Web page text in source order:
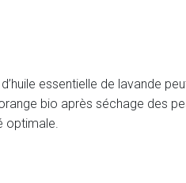
essentielle de lavande
bio après séchage des
optimale.